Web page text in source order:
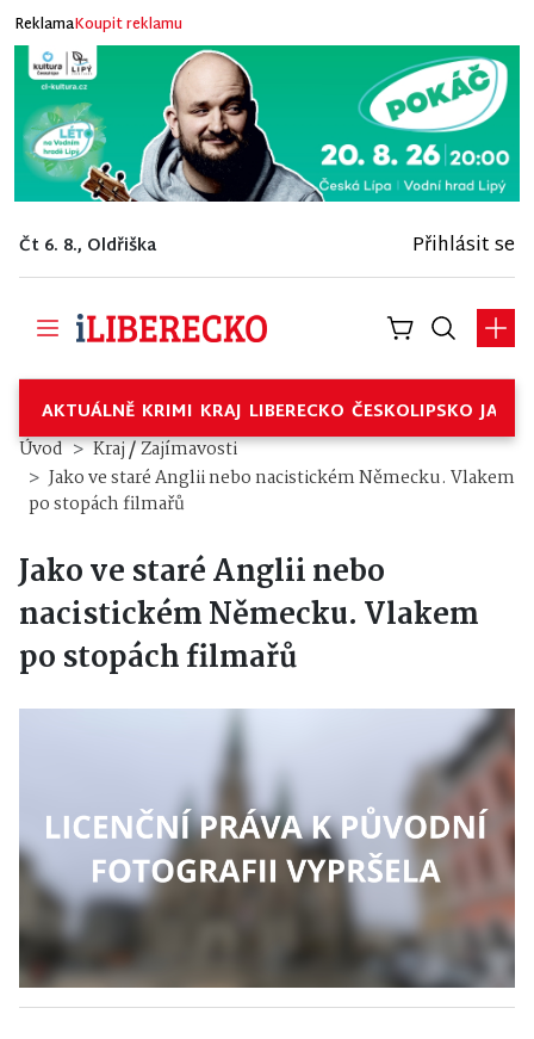
ReklamaKoupit reklamu
Čt 6. 8., Oldřiška Přihlásit se
AKTUÁLNĚ KRIMI KRAJ LIBERECKO ČESKOLIPSKO
Úvod Kraj/Zajímavosti
Jako ve staré Anglii nebo nacistickém Německu. Vlakem
po stopách filmařů
Jako ve staré Anglii nebo
nacistickém Německu. Vlakem
po stopách filmařů